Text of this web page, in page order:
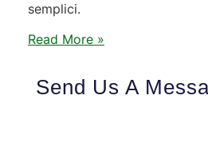
semplici.
Read More »
Send Us A